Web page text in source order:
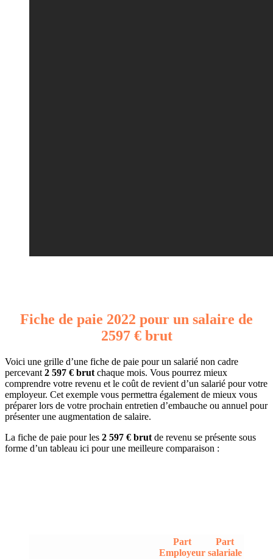
Fiche de paie 2022 pour un salaire de
2597 € brut
Voici une grille d’une fiche de paie pour un salarié non cadre
percevant 2 597 € brut chaque mois. Vous pourrez mieux
comprendre votre revenu et le coût de revient d’un salarié pour votre
employeur. Cet exemple vous permettra également de mieux vous
préparer lors de votre prochain entretien d’embauche ou annuel pour
présenter une augmentation de salaire.
La fiche de paie pour les 2 597 € brut de revenu se présente sous
forme d’un tableau ici pour une meilleure comparaison :
Part
Employeur
Part
salariale